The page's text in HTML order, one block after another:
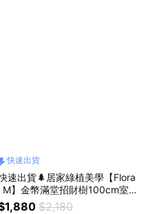
快速出貨
速出貨🌲居家綠植美學【Flora
M】金幣滿堂招財樹100cm室
仿真植栽$2,180